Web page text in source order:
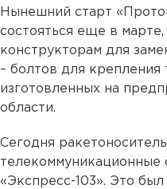
Нынешний старт
состояться еще в
конструкторам для
– болтов для крепления
изготовленных на
области.
Сегодня
телекоммуникационные
«Экспресс-103». Это